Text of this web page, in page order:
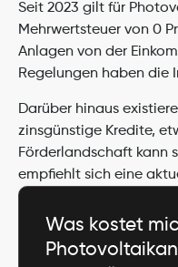
Seit 2023 gilt für
Mehrwertsteuer von 0
Anlagen von der
Regelungen haben die
Darüber hinaus
zinsgünstige Kredite,
Förderlandschaft kann
empfiehlt sich eine
Was kostet